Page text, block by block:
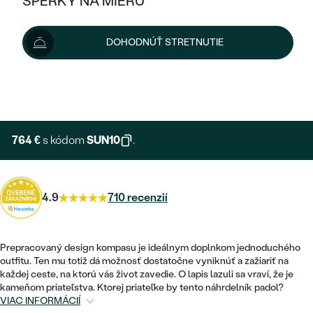
KOMBINOVANÉ ZLATO
PODĽA ŠTÝLU
BEZ KAMEŇA
VYKROJENÉ
VINTAGE
NETRADIČNÉ
TEPANÉ
POSTRANNÉ DRAHOKAMY
HALO
VINTAGE
SET ZÁSNUBNÉHO PRSTEŇA A
OBRÚČOK
NETRADIČNÉ
ZOSTAVTE SI PRSTEŇ
ZAČAŤ S PRSTEŇOM
VÝPREDAJ
ŠPERKY ČO POMÁHAJÚ
NÁUŠNICE
PRÍVESKY
SETY
PÁNSKE ŠPERKY
PLATINOVÉ
NAPICHOVACIE
MINIMALISTICKÉ
VISIACE
SOLITÉR
V TVARE SRDCA
ZLATÉ
STRIEBORNÉ
PODĽA ŠTÝLU
NARODENIE DIEŤAŤA
SO ZNAMENÍM ZVEROKRUHU
MINIMALISTICKÉ
VÝPREDAJ
STRIEBORNÉ
PLATINOVÉ
PODĽA ŠTÝLU
ETERNITY
MINIMALISTICKÉ
DOHODNÚŤ STRETNUTIE
849 €
Šperk vám vyrobíme a doručíme do 3 - 4 týždňov.
Možnosti doručenia
764 €s kódom SUN10 .
4.9 710 recenzií
Prepracovaný design kompasu je ideálnym doplnkom jednoduchého
outfitu. Ten mu totiž dá možnosť dostatočne vyniknúť a zažiariť na
každej ceste, na ktorú vás život zavedie. O lapis lazuli sa vraví, že je
kameňom priateľstva. Ktorej priateľke by tento náhrdelník padol?
VIAC INFORMÁCIÍ